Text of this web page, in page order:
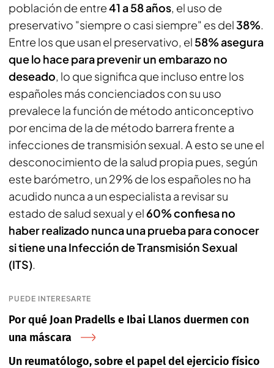
población de entre41 a 58 años, el uso de
preservativo "siempre o casi siempre" es del38%.
Entre los que usan el preservativo, el 58% asegura
que lo hace para prevenir un embarazo no
deseado, lo que significa que incluso entre los
españoles más concienciados con su uso
prevalece la función de método anticonceptivo
por encima de la de método barrera frente a
infecciones de transmisión sexual. A esto se une el
desconocimiento de la salud propia pues, según
este barómetro, un 29% de los españoles no ha
acudido nunca a un especialista a revisar su
estado de salud sexual y el 60% confiesa no
haber realizado nunca una prueba para conocer
si tiene una Infección de Transmisión Sexual
(ITS).
PUEDE INTERESARTE
Por qué Joan Pradells e Ibai Llanos duermen con
una máscara
Un reumatólogo, sobre el papel del ejercicio físico